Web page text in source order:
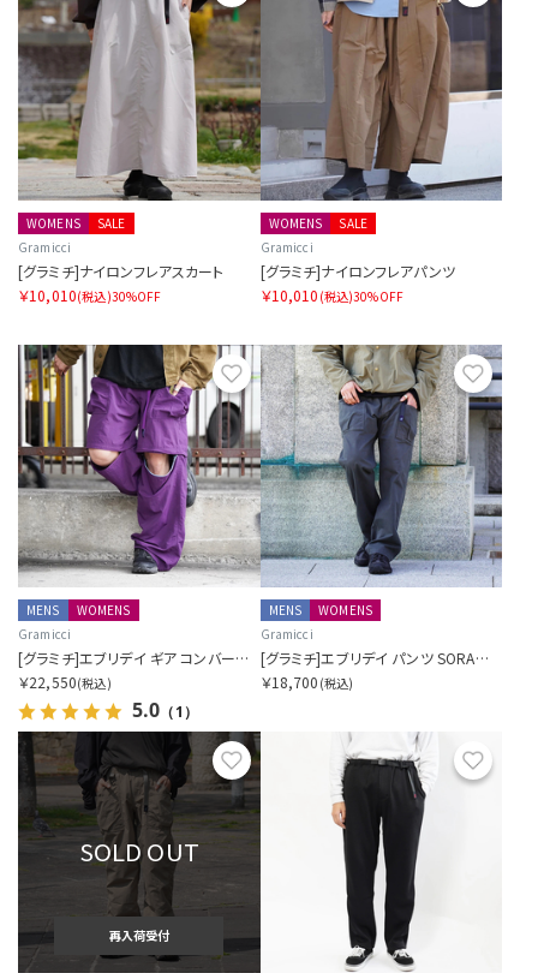
SALE
WOMENS
Gramicci
[グラミチ]ナイロンフレアスカート
￥10,010(税込)30%OFF
SALE
WOMENS
Gramicci
[グラミチ]ナイロンフレアパンツ
￥10,010 (税込)30%OFF
お気に入り
MENS
WOMENS
Gramicci
[グラミチ]エブリデイ ギア コンバーチブル パンツ SORA別注
￥22,550(税込)
5.0 （1）
お気
MENS
WOMENS
Gramicci
[グラミチ]エブリデイ パンツ SORA別注
￥18,700 (税込)
お気に入り
SOLD OUT
再入荷受付
お気